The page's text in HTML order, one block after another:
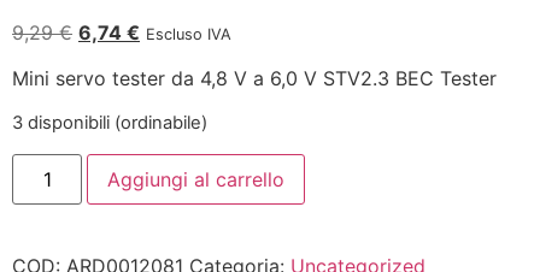
9,29€ 6,74 € Escluso IVA
Mini servo tester da 4,8 V a 6,0 V STV2.3 BEC Tester
3 disponibili (ordinabile)
Aggiungi al carrello
COD: ARD0012081 Categoria: Uncategorized